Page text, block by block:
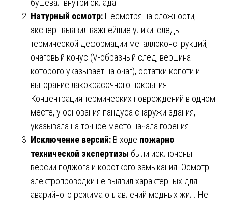
бушевал внутри склада.
Натурный осмотр: Несмотря на сложности,
эксперт выявил важнейшие улики: следы
термической деформации металлоконструкций,
очаговый конус (V-образный след, вершина
которого указывает на очаг), остатки копоти и
выгорание лакокрасочного покрытия.
Концентрация термических повреждений в одном
месте, у основания пандуса снаружи здания,
указывала на точное место начала горения.
Исключение версий: В ходе пожарно
технической экспертизы были исключены
версии поджога и короткого замыкания. Осмотр
электропроводки не выявил характерных для
аварийного режима оплавлений медных жил. Не